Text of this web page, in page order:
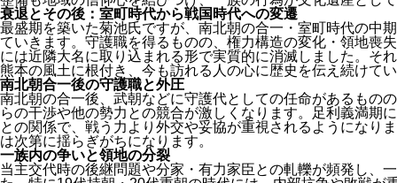
衰退とその後：室町時代から戦国時代への変遷
最盛期を築いた菊池氏ですが、南北朝の合一・室町時代の中
ていきます。守護職を得るものの、権力構造の変化・領地喪
には近隣大名に取り込まれる形で実質的に消滅しました。そ
熊本の風土に根付き、今も訪れる人の心に歴史を伝え続けて
南北朝合一後の守護職と外圧
南北朝の合一後、武朝などに守護代としての任命があるもの
らの干渉や他の勢力との競合が激しくなります。足利義満期
との関係で、戦う力より外交や妥協が重視されるようになり
は次第に揺らぎがちになります。
一族内の争いと領地の分裂
当主交代時の後継問題や分家・有力家臣との軋轢が頻発し、